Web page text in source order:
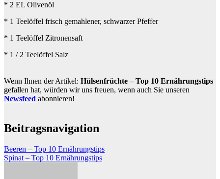
* 2 EL Olivenöl
* 1 Teelöffel frisch gemahlener, schwarzer Pfeffer
* 1 Teelöffel Zitronensaft
* 1 / 2 Teelöffel Salz
Wenn Ihnen der Artikel: Hülsenfrüchte – Top 10 Ernährungstips
gefallen hat, würden wir uns freuen, wenn auch Sie unseren
Newsfeed abonnieren!
Beitragsnavigation
Beeren – Top 10 Ernährungstips
Spinat – Top 10 Ernährungstips